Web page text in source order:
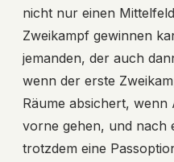
nicht nur einen
Zweikampf gewinnen
jemanden, der auch
wenn der erste
Räume absichert,
vorne gehen, und nach
trotzdem eine